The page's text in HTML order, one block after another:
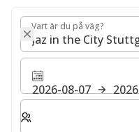
Vart är du på väg?
Vart är du på väg?
2026-08-07
Välj antal rum och